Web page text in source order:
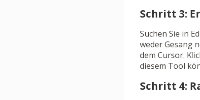
Schritt 3:
Suchen Sie in
weder Gesang
dem Cursor.
diesem Tool
Schritt 4: